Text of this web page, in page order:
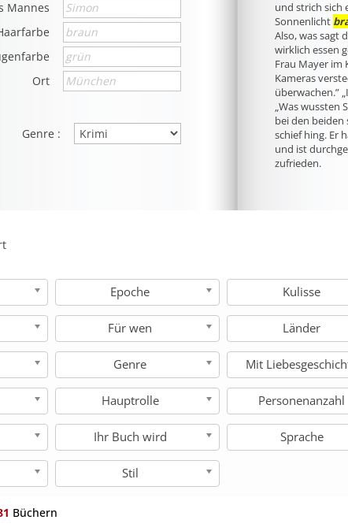
Mannes
Ort
Genre :
und strich sich
Sonnenlicht
Also, was sagt
wirklich essen
Frau Mayer im
Kameras
überwachen.”
„Was wussten
bei den beiden
schief hing. Er
und ist
zufrieden.
Epoche Kulisse
Für wen Länder
Genre Mit
Hauptrolle Personenanzahl
Ihr Buch wird Sprache
Stil
Büchern